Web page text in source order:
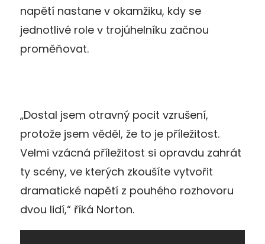
napětí nastane v okamžiku, kdy se
jednotlivé role v trojúhelníku začnou
proměňovat.
„Dostal jsem otravný pocit vzrušení,
protože jsem věděl, že to je příležitost.
Velmi vzácná příležitost si opravdu zahrát
ty scény, ve kterých zkoušíte vytvořit
dramatické napětí z pouhého rozhovoru
dvou lidí,“ říká Norton.